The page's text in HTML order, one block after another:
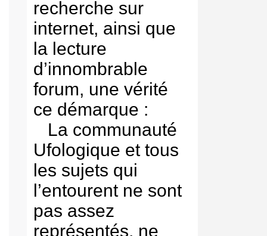
recherche sur
internet, ainsi que
la lecture
d’innombrable
forum, une vérité
ce démarque :
La communauté
Ufologique et tous
les sujets qui
l’entourent ne sont
pas assez
représentés, ne